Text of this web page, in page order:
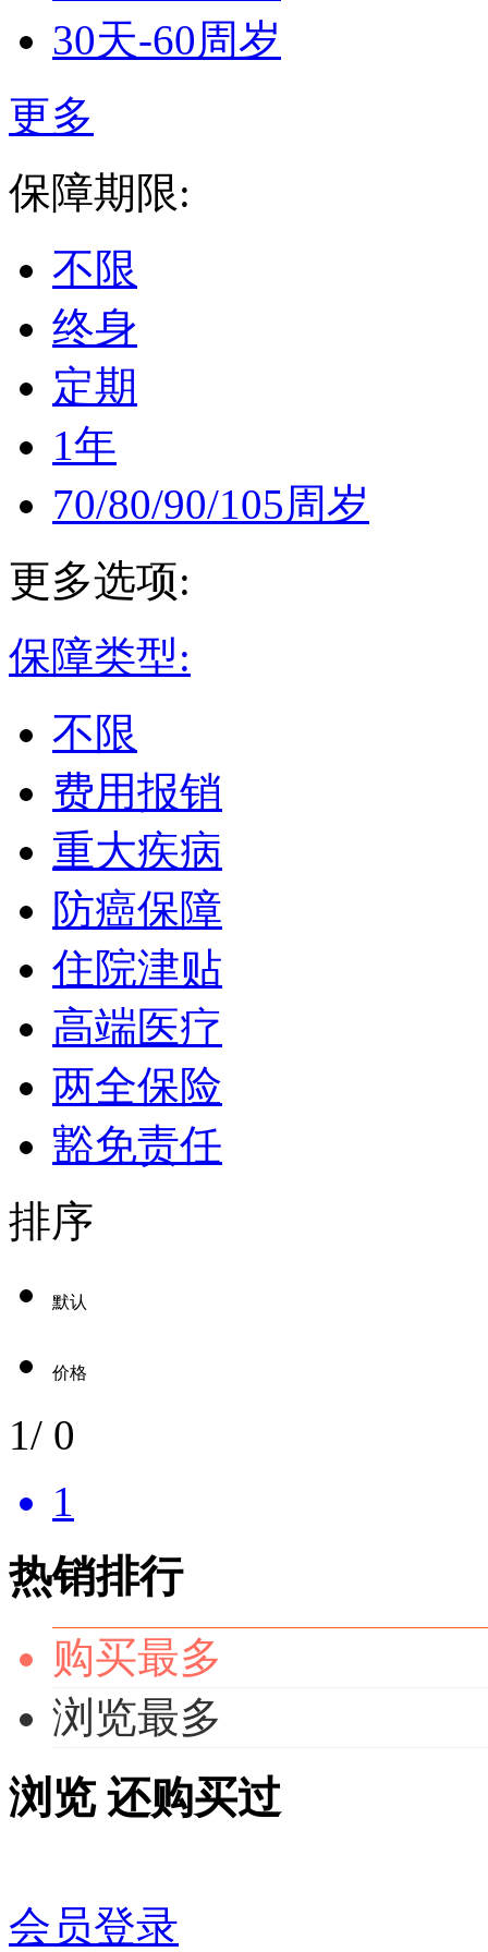
30天-60周岁
更多
保障期限:
不限
终身
定期
1年
70/80/90/105周岁
更多选项:
保障类型:
不限
费用报销
重大疾病
防癌保障
住院津贴
高端医疗
两全保险
豁免责任
排序
默认
价格
1/ 0
1
热销排行
购买最多
浏览最多
浏览 还购买过
会员登录